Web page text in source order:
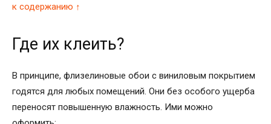
к содержанию ↑
Где их клеить?
В принципе, флизелиновые обои с виниловым покрытием
годятся для любых помещений. Они без особого ущерба
переносят повышенную влажность. Ими можно